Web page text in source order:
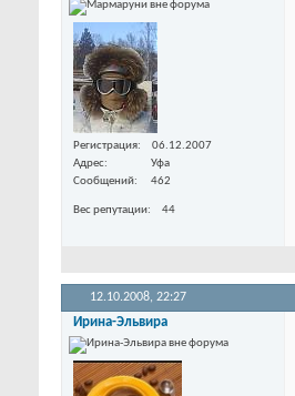
Регистрация
06.12.2007
Адрес
Уфа
Сообщений
462
Вес репутации 44
12.10.2008, 22:27
Ирина-Эльвира